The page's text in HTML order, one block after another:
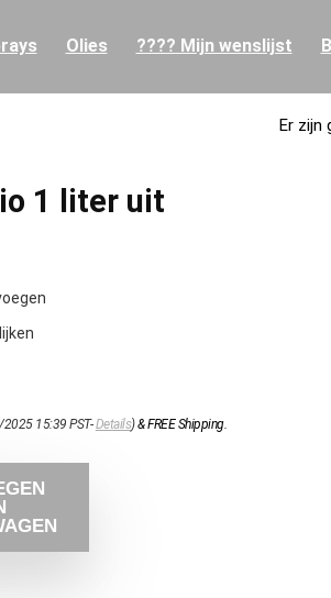
Olies ???? Mijn wenslijst
1 liter uit
15:39 PST-Details)&FREE Shipping.
Er zijn